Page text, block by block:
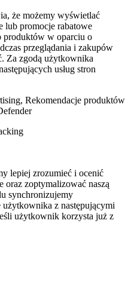
że możemy wyświetlać
lub promocje rabatowe
produktów w oparciu o
przeglądania i zakupów
Za zgodą użytkownika
usług stron
Rekomendacje produktów
lepiej zrozumieć i ocenić
oraz zoptymalizować naszą
synchronizujemy
z następującymi
użytkownik korzysta już z